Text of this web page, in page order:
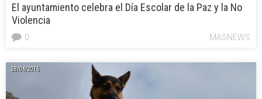
El ayuntamiento celebra el Día Escolar de la Paz y la No
Violencia
MASNEWS
0
28/04/2015